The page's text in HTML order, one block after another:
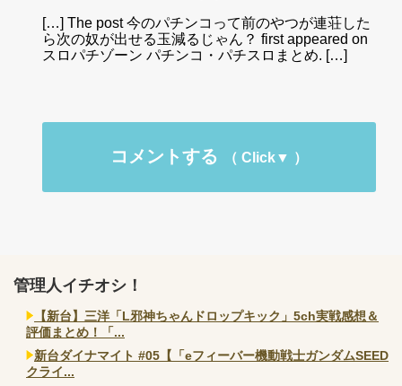
[…] The post 今のパチンコって前のやつが連荘した
ら次の奴が出せる玉減るじゃん？ first appeared on
スロパチゾーン パチンコ・パチスロまとめ. […]
コメントする
管理人イチオシ！
【新台】三洋「L邪神ちゃんドロップキック」5ch実戦感想＆
評価まとめ！「...
新台ダイナマイト #05【「eフィーバー機動戦士ガンダムSEED
クライ...